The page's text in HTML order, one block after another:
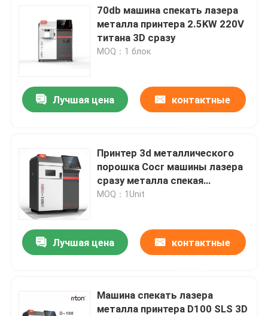
70db машина спекать лазера
металла принтера 2.5KW 220V
титана 3D сразу
MOQ：1 блок
Лучшая цена контактные
Принтер 3d металлического
порошка Cocr машины лазера
сразу металла спекая
промышленный
MOQ：1Unit
Лучшая цена контактные
Машина спекать лазера
металла принтера D100 SLS 3D